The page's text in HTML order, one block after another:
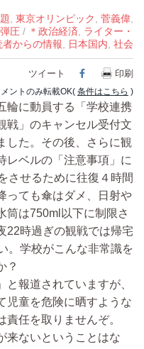
東京オリンピック 菅義偉
圧 / ＊政治経済
ライター・
者からの情報
日本国内 社会
ツイート Facebook
印刷
メントのみ転載OK( 条件はこちら )
に動員する「学校連携
戦」のキャンセル受付文
した。その後、さらに観
レベルの「注意事項」に
させるために往復４時間
っても傘はダメ、日射や
筒は750ml以下に制限さ
22時過ぎの観戦では帰宅
。学校がこんな非常識を
？
報道されていますが、
児童を危険に晒すような
任を取りませんぞ。
ないということはな